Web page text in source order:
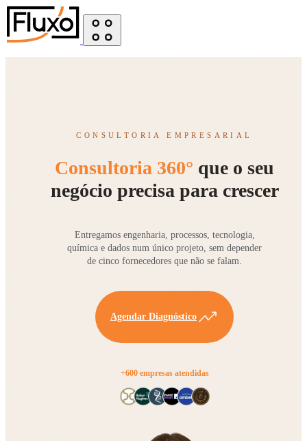
CONSULTORIA EMPRESARIAL
Consultoria 360° que o seu
negócio precisa para crescer
Entregamos engenharia, processos, tecnologia,
química e dados num único projeto, sem depender
de cinco fornecedores que não se falam.
Agendar Diagnóstico
+600 empresas atendidas